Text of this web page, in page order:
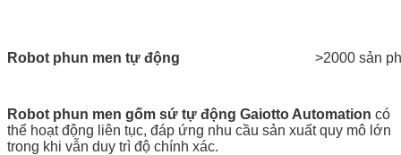
Robot phun men tự động >2000 sản
Robot phun men gốm sứ tự động Gaiotto Automation có
thể hoạt động liên tục, đáp ứng nhu cầu sản xuất quy mô lớn
trong khi vẫn duy trì độ chính xác.